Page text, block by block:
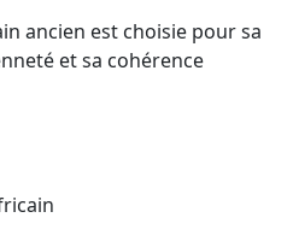
ancien est choisie pour sa
et sa cohérence